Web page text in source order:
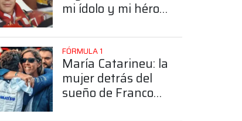
mi ídolo y mi héroe
FÓRMULA 1
María Catarineu: la
mujer detrás del
sueño de Franco